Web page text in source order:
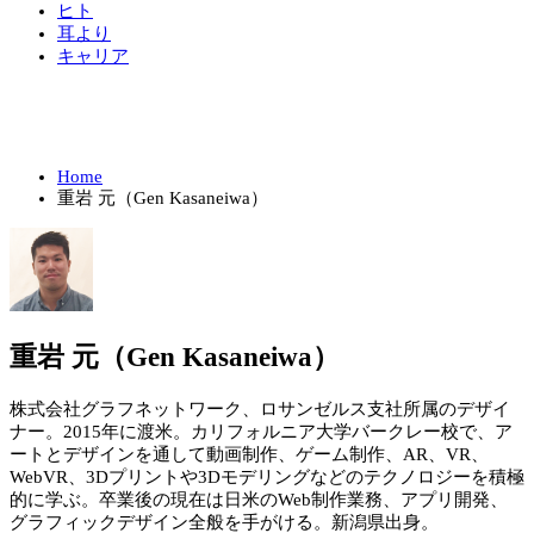
ヒト
耳より
キャリア
Home
重岩 元（Gen Kasaneiwa）
重岩 元（Gen Kasaneiwa）
株式会社グラフネットワーク、ロサンゼルス支社所属のデザイ
ナー。2015年に渡米。カリフォルニア大学バークレー校で、ア
ートとデザインを通して動画制作、ゲーム制作、AR、VR、
WebVR、3Dプリントや3Dモデリングなどのテクノロジーを積極
的に学ぶ。卒業後の現在は日米のWeb制作業務、アプリ開発、
グラフィックデザイン全般を手がける。新潟県出身。